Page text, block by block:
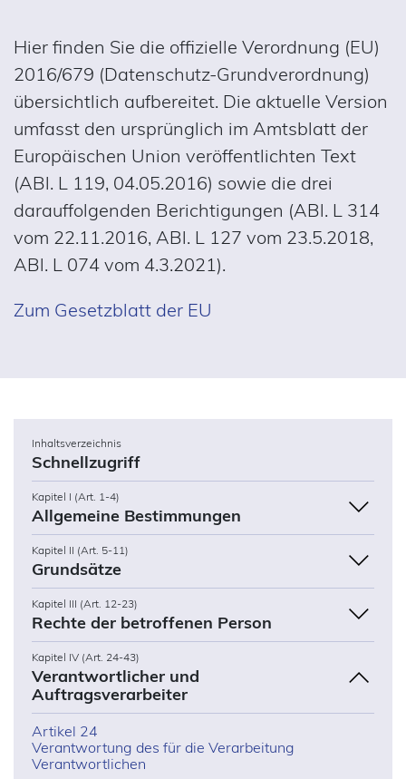
Hier finden Sie die offizielle Verordnung (EU)
2016/679 (Datenschutz-Grundverordnung)
übersichtlich aufbereitet. Die aktuelle Version
umfasst den ursprünglich im Amtsblatt der
Europäischen Union veröffentlichten Text
(ABl. L 119, 04.05.2016) sowie die drei
darauffolgenden Berichtigungen (ABl. L 314
vom 22.11.2016, ABl. L 127 vom 23.5.2018,
ABl. L 074 vom 4.3.2021).
Zum Gesetzblatt der EU
Inhaltsverzeichnis
Schnellzugriff
Kapitel I (Art. 1-4)
Allgemeine Bestimmungen
Kapitel II (Art. 5-11)
Grundsätze
Kapitel III (Art. 12-23)
Rechte der betroffenen Person
Kapitel IV (Art. 24-43)
Verantwortlicher und
Auftragsverarbeiter
Artikel 24
Verantwortung des für die Verarbeitung
Verantwortlichen